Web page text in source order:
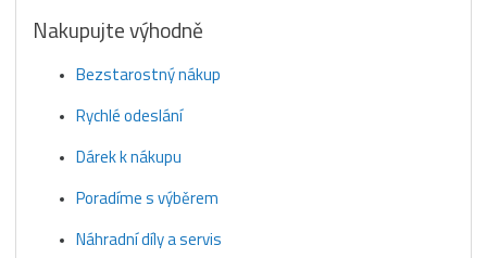
Nakupujte výhodně
Bezstarostný nákup
Rychlé odeslání
Dárek k nákupu
Poradíme s výběrem
Náhradní díly a servis